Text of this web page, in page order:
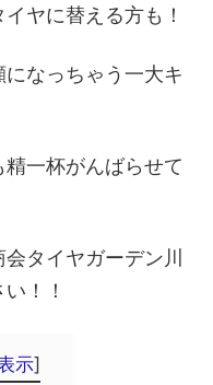
ヤに替える方も！
なっちゃう一大キ
一杯がんばらせて
タイヤガーデン川
！！
示]